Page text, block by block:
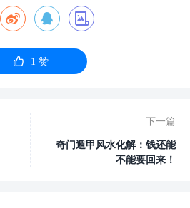
  
 1 赞
下一篇
奇门遁甲风水化解：钱还能
不能要回来！